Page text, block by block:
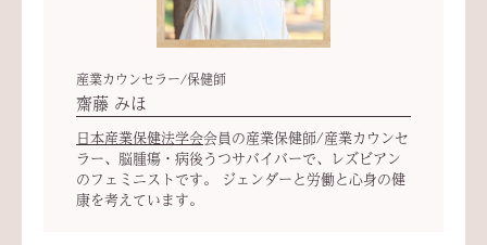
産業カウンセラー/保健師
齋藤 みほ
日本産業保健法学会会員の産業保健師/産業カウンセ
ラー、脳腫瘍・病後うつサバイバーで、レズビアン
のフェミニストです。 ジェンダーと労働と心身の健
康を考えています。